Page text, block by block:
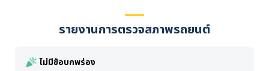
รายงานการตรวจสภาพรถยนต์
ไม่มีข้อบกพร่อง